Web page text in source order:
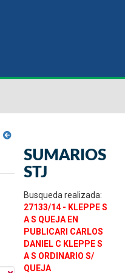
SUMARIOS
STJ
Busqueda realizada:
27133/14 - KLEPPE S
A S QUEJA EN
PUBLICARI CARLOS
DANIEL C KLEPPE S
A S ORDINARIO S/
QUEJA